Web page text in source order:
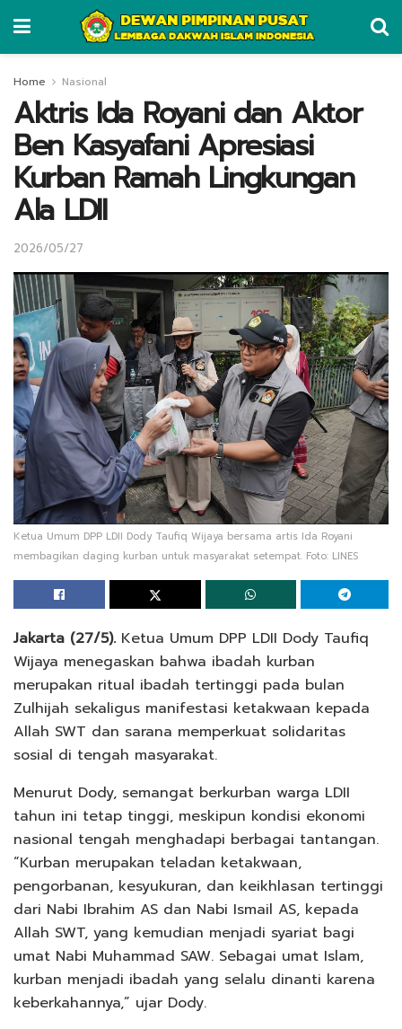
Home Nasional
Aktris Ida Royani dan Aktor
Ben Kasyafani Apresiasi
Kurban Ramah Lingkungan
Ala LDII
2026/05/27
Ketua Umum DPP LDII Dody Taufiq Wijaya bersama artis Ida Royani
membagikan daging kurban untuk masyarakat setempat. Foto: LINES
Jakarta (27/5).Ketua Umum DPP LDII Dody Taufiq
Wijaya menegaskan bahwa ibadah kurban
merupakan ritual ibadah tertinggi pada bulan
Zulhijah sekaligus manifestasi ketakwaan kepada
Allah SWT dan sarana memperkuat solidaritas
sosial di tengah masyarakat.
Menurut Dody, semangat berkurban warga LDII
tahun ini tetap tinggi, meskipun kondisi ekonomi
nasional tengah menghadapi berbagai tantangan.
“Kurban merupakan teladan ketakwaan,
pengorbanan, kesyukuran, dan keikhlasan tertinggi
dari Nabi Ibrahim AS dan Nabi Ismail AS, kepada
Allah SWT, yang kemudian menjadi syariat bagi
umat Nabi Muhammad SAW. Sebagai umat Islam,
kurban menjadi ibadah yang selalu dinanti karena
keberkahannya,” ujar Dody.